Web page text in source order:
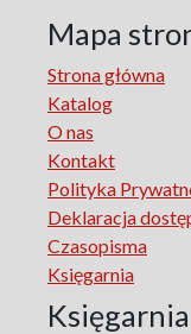
Lodz in the Polish
Republic in Lodz
Manufactura
Marketing
The monographs
the Polish
The Art of
Neuroscience in
Faces of Feminism
Faces of war
Biographical
Mapa
Strona główna
Katalog
O nas
Kontakt
Polityka
Deklaracja
Czasopisma
Księgarnia
Księgarnia